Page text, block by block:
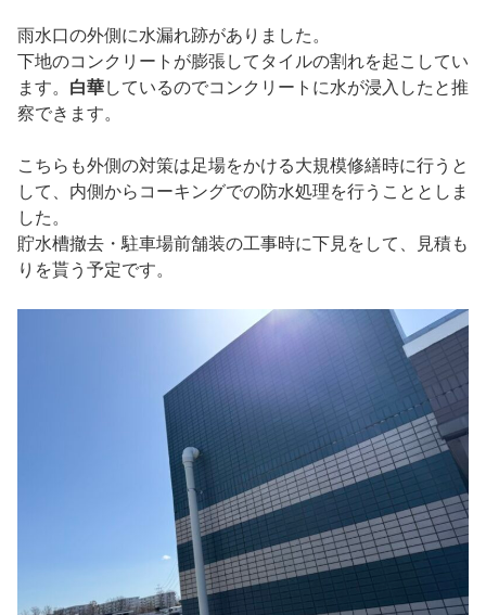
雨水口の外側に水漏れ跡がありました。
下地のコンクリートが膨張してタイルの割れを起こしてい
ます。 白華しているのでコンクリートに水が浸入したと推
察できます。
こちらも外側の対策は足場をかける大規模修繕時に行うと
して、内側からコーキングでの防水処理を行うこととしま
した。
貯水槽撤去・駐車場前舗装の工事時に下見をして、見積も
りを貰う予定です。